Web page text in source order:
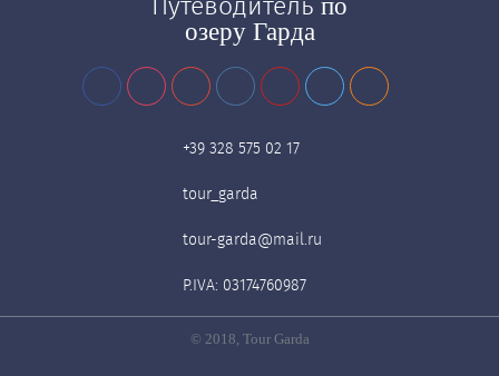
по
озеру Гарда
+39 328 575 02 17
tour_garda
tour-garda@mail.ru
P.IVA: 03174760987
© 2018, Tour Garda